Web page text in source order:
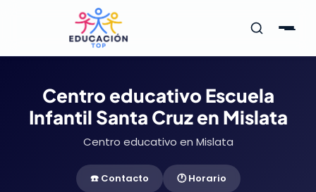
Centro educativo Escuela
Infantil Santa Cruz en Mislata
Centro educativo en Mislata
☎️ Contacto 🕐 Horario